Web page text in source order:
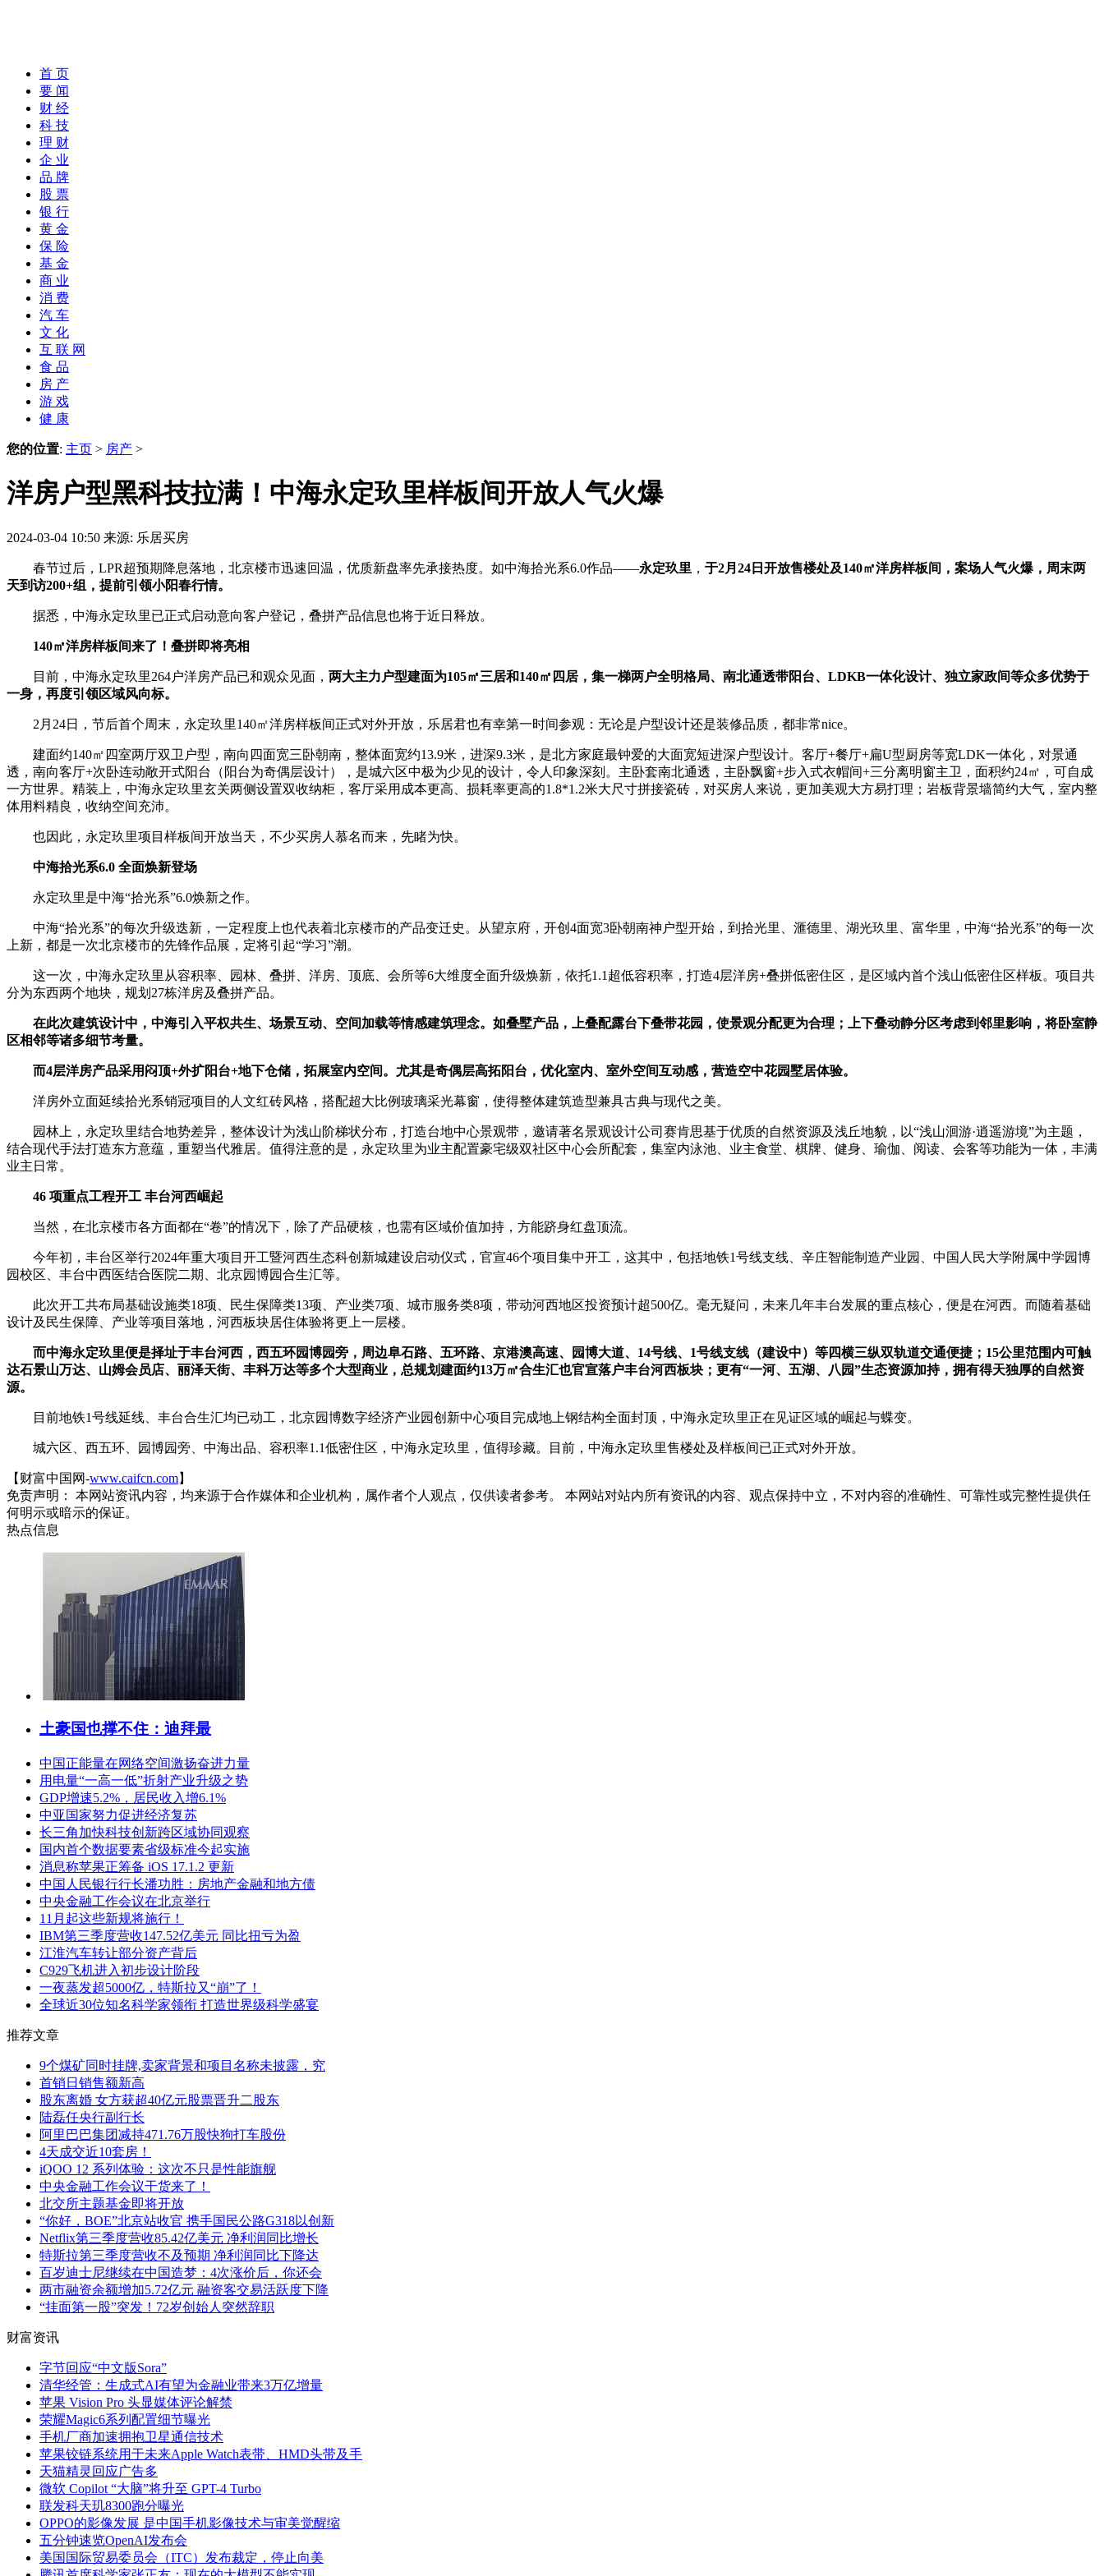
首 页
要 闻
财 经
科 技
理 财
企 业
品 牌
股 票
银 行
黄 金
保 险
基 金
商 业
消 费
汽 车
文 化
互 联 网
食 品
房 产
游 戏
健 康
您的位置: 主页 > 房产 >
洋房户型黑科技拉满！中海永定玖里样板间开放人气火爆
2024-03-04 10:50 来源: 乐居买房
春节过后，LPR超预期降息落地，北京楼市迅速回温，优质新盘率先承接热度。如中海拾光系6.0作品——永定玖里 ， 于2月24日开放售楼处及140㎡洋房样板间，案场人气火爆，周末两
天到访200+组，提前引领小阳春行情。
据悉，中海永定玖里已正式启动意向客户登记，叠拼产品信息也将于近日释放。
140㎡洋房样板间来了！叠拼即将亮相
目前，中海永定玖里264户洋房产品已和观众见面， 两大主力户型建面为105㎡三居和140㎡四居，集一梯两户全明格局、南北通透带阳台、LDKB一体化设计、独立家政间等众多优势于
一身，再度引领区域风向标。
2月24日，节后首个周末，永定玖里140㎡洋房样板间正式对外开放，乐居君也有幸第一时间参观：无论是户型设计还是装修品质，都非常nice。
建面约140㎡四室两厅双卫户型，南向四面宽三卧朝南，整体面宽约13.9米，进深9.3米，是北方家庭最钟爱的大面宽短进深户型设计。客厅+餐厅+扁U型厨房等宽LDK一体化，对景通
透，南向客厅+次卧连动敞开式阳台（阳台为奇偶层设计），是城六区中极为少见的设计，令人印象深刻。主卧套南北通透，主卧飘窗+步入式衣帽间+三分离明窗主卫，面积约24㎡，可自成
一方世界。精装上，中海永定玖里玄关两侧设置双收纳柜，客厅采用成本更高、损耗率更高的1.8*1.2米大尺寸拼接瓷砖，对买房人来说，更加美观大方易打理；岩板背景墙简约大气，室内整
体用料精良，收纳空间充沛。
也因此，永定玖里项目样板间开放当天，不少买房人慕名而来，先睹为快。
中海拾光系6.0 全面焕新登场
永定玖里是中海“拾光系”6.0焕新之作。
中海“拾光系”的每次升级迭新，一定程度上也代表着北京楼市的产品变迁史。从望京府，开创4面宽3卧朝南神户型开始，到拾光里、滙德里、湖光玖里、富华里，中海“拾光系”的每一次
上新，都是一次北京楼市的先锋作品展，定将引起“学习”潮。
这一次，中海永定玖里从容积率、园林、叠拼、洋房、顶底、会所等6大维度全面升级焕新，依托1.1超低容积率，打造4层洋房+叠拼低密住区，是区域内首个浅山低密住区样板。项目共
分为东西两个地块，规划27栋洋房及叠拼产品。
在此次建筑设计中，中海引入平权共生、场景互动、空间加载等情感建筑理念。如叠墅产品，上叠配露台下叠带花园，使景观分配更为合理；上下叠动静分区考虑到邻里影响，将卧室静
区相邻等诸多细节考量。
而4层洋房产品采用闷顶+外扩阳台+地下仓储，拓展室内空间。尤其是奇偶层高拓阳台，优化室内、室外空间互动感，营造空中花园墅居体验。
洋房外立面延续拾光系销冠项目的人文红砖风格，搭配超大比例玻璃采光幕窗，使得整体建筑造型兼具古典与现代之美。
园林上，永定玖里结合地势差异，整体设计为浅山阶梯状分布，打造台地中心景观带，邀请著名景观设计公司赛肯思基于优质的自然资源及浅丘地貌，以“浅山洄游·逍遥游境”为主题，
结合现代手法打造东方意蕴，重塑当代雅居。值得注意的是，永定玖里为业主配置豪宅级双社区中心会所配套，集室内泳池、业主食堂、棋牌、健身、瑜伽、阅读、会客等功能为一体，丰满
业主日常。
46 项重点工程开工 丰台河西崛起
当然，在北京楼市各方面都在“卷”的情况下，除了产品硬核，也需有区域价值加持，方能跻身红盘顶流。
今年初，丰台区举行2024年重大项目开工暨河西生态科创新城建设启动仪式，官宣46个项目集中开工，这其中，包括地铁1号线支线、辛庄智能制造产业园、中国人民大学附属中学园博
园校区、丰台中西医结合医院二期、北京园博园合生汇等。
此次开工共布局基础设施类18项、民生保障类13项、产业类7项、城市服务类8项，带动河西地区投资预计超500亿。毫无疑问，未来几年丰台发展的重点核心，便是在河西。而随着基础
设计及民生保障、产业等项目落地，河西板块居住体验将更上一层楼。
而中海永定玖里便是择址于丰台河西，西五环园博园旁，周边阜石路、五环路、京港澳高速、园博大道、14号线、1号线支线（建设中）等四横三纵双轨道交通便捷；15公里范围内可触
达石景山万达、山姆会员店、丽泽天街、丰科万达等多个大型商业，总规划建面约13万㎡合生汇也官宣落户丰台河西板块；更有“一河、五湖、八园”生态资源加持，拥有得天独厚的自然资
源。
目前地铁1号线延线、丰台合生汇均已动工，北京园博数字经济产业园创新中心项目完成地上钢结构全面封顶，中海永定玖里正在见证区域的崛起与蝶变。
城六区、西五环、园博园旁、中海出品、容积率1.1低密住区，中海永定玖里，值得珍藏。目前，中海永定玖里售楼处及样板间已正式对外开放。
【财富中国网-www.caifcn.com】
免责声明： 本网站资讯内容，均来源于合作媒体和企业机构，属作者个人观点，仅供读者参考。 本网站对站内所有资讯的内容、观点保持中立，不对内容的准确性、可靠性或完整性提供任
何明示或暗示的保证。
热点信息
土豪国也撑不住：迪拜最
中国正能量在网络空间激扬奋进力量
用电量“一高一低”折射产业升级之势
GDP增速5.2%，居民收入增6.1%
中亚国家努力促进经济复苏
长三角加快科技创新跨区域协同观察
国内首个数据要素省级标准今起实施
消息称苹果正筹备 iOS 17.1.2 更新
中国人民银行行长潘功胜：房地产金融和地方债
中央金融工作会议在北京举行
11月起这些新规将施行！
IBM第三季度营收147.52亿美元 同比扭亏为盈
江淮汽车转让部分资产背后
C929飞机进入初步设计阶段
一夜蒸发超5000亿，特斯拉又“崩”了！
全球近30位知名科学家领衔 打造世界级科学盛宴
推荐文章
9个煤矿同时挂牌,卖家背景和项目名称未披露，究
首销日销售额新高
股东离婚 女方获超40亿元股票晋升二股东
陆磊任央行副行长
阿里巴巴集团减持471.76万股快狗打车股份
4天成交近10套房！
iQOO 12 系列体验：这次不只是性能旗舰
中央金融工作会议干货来了！
北交所主题基金即将开放
“你好，BOE”北京站收官 携手国民公路G318以创新
Netflix第三季度营收85.42亿美元 净利润同比增长
特斯拉第三季度营收不及预期 净利润同比下降达
百岁迪士尼继续在中国造梦：4次涨价后，你还会
两市融资余额增加5.72亿元 融资客交易活跃度下降
“挂面第一股”突发！72岁创始人突然辞职
财富资讯
字节回应“中文版Sora”
清华经管：生成式AI有望为金融业带来3万亿增量
苹果 Vision Pro 头显媒体评论解禁
荣耀Magic6系列配置细节曝光
手机厂商加速拥抱卫星通信技术
苹果铰链系统用于未来Apple Watch表带、HMD头带及手
天猫精灵回应广告多
微软 Copilot “大脑”将升至 GPT-4 Turbo
联发科天玑8300跑分曝光
OPPO的影像发展 是中国手机影像技术与审美觉醒缩
五分钟速览OpenAI发布会
美国国际贸易委员会（ITC）发布裁定，停止向美